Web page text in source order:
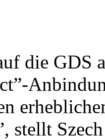
die GDS
stellt